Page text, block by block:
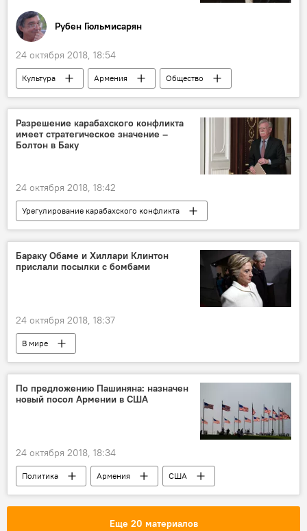
Рубен Гюльмисарян
24 октября 2018, 18:54
Культура Армения
Общество
Колумнисты
Разрешение карабахского конфликта
имеет стратегическое значение –
Болтон в Баку
24 октября 2018, 18:42
Урегулирование карабахского конфликта
В мире
Нагорный Карабах
Баку
Джон Болтон
конфликт
Бараку Обаме и Хиллари Клинтон
прислали посылки с бомбами
24 октября 2018, 18:37
В мире
По предложению Пашиняна: назначен
новый посол Армении в США
24 октября 2018, 18:34
Политика Армения
США
Пашинян Никол
посол
Еще 20 материалов